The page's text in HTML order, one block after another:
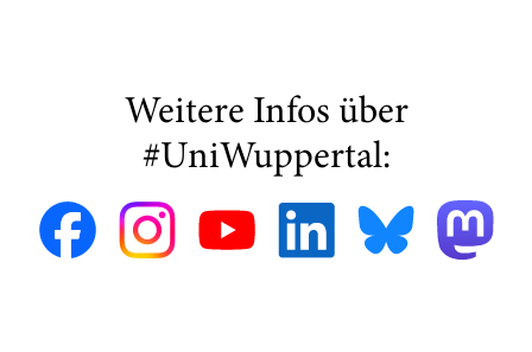
Weitere Infos über
#UniWuppertal: